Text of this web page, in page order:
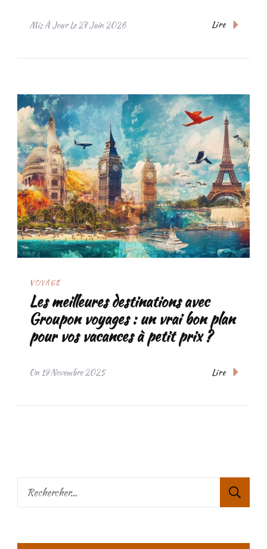
Mis À Jour Le27 Juin 2026 Lire
VOYAGE
Les meilleures destinations avec
Groupon voyages : un vrai bon plan
pour vos vacances à petit prix ?
On19 Novembre 2025 Lire
Rechercher :